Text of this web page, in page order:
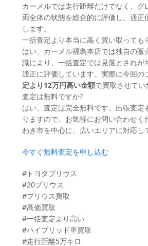
カーメルでは走行距離だけでなく、グ
両全体の状態を総合的に評価し、適正
します。
一括査定より本当に高く買い取っても
はい、カーメル福島本店では独自の販
識により、一括査定では見落とされが
適正に評価しています。実際に今回の
定より12万円高い金額で買取させてい
査定は無料ですか?
はい、査定は完全無料です。出張査定
りますので、お気軽にお問い合わせく
わき市を中心に、広いエリアに対応し
今すぐ無料査定を申し込む
#トヨタプリウス
#20プリウス
#プリウス買取
#高価買取
#一括査定より高い
#ハイブリッド車買取
#走行距離5万キロ